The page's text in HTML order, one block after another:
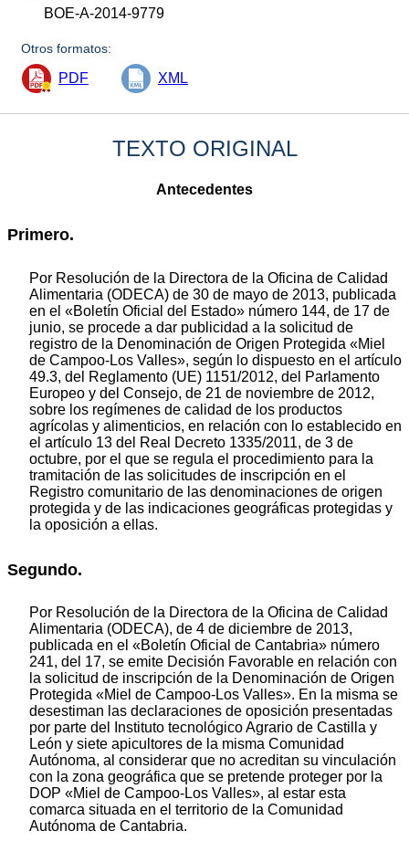
BOE-A-2014-9779
Otros formatos:
PDF XML
TEXTO ORIGINAL
Antecedentes
Primero.
Por Resolución de la Directora de la Oficina de Calidad
Alimentaria (ODECA) de 30 de mayo de 2013, publicada
en el «Boletín Oficial del Estado» número 144, de 17 de
junio, se procede a dar publicidad a la solicitud de
registro de la Denominación de Origen Protegida «Miel
de Campoo-Los Valles», según lo dispuesto en el artículo
49.3, del Reglamento (UE) 1151/2012, del Parlamento
Europeo y del Consejo, de 21 de noviembre de 2012,
sobre los regímenes de calidad de los productos
agrícolas y alimenticios, en relación con lo establecido en
el artículo 13 del Real Decreto 1335/2011, de 3 de
octubre, por el que se regula el procedimiento para la
tramitación de las solicitudes de inscripción en el
Registro comunitario de las denominaciones de origen
protegida y de las indicaciones geográficas protegidas y
la oposición a ellas.
Segundo.
Por Resolución de la Directora de la Oficina de Calidad
Alimentaria (ODECA), de 4 de diciembre de 2013,
publicada en el «Boletín Oficial de Cantabria» número
241, del 17, se emite Decisión Favorable en relación con
la solicitud de inscripción de la Denominación de Origen
Protegida «Miel de Campoo-Los Valles». En la misma se
desestiman las declaraciones de oposición presentadas
por parte del Instituto tecnológico Agrario de Castilla y
León y siete apicultores de la misma Comunidad
Autónoma, al considerar que no acreditan su vinculación
con la zona geográfica que se pretende proteger por la
DOP «Miel de Campoo-Los Valles», al estar esta
comarca situada en el territorio de la Comunidad
Autónoma de Cantabria.